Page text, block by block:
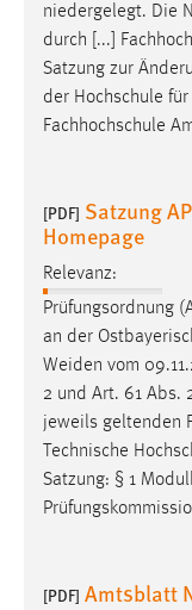
niedergelegt. Die
durch [...]
Satzung zur
der Hochschule
Fachhochschule
[PDF] Satzung
Homepage
Relevanz:
Prüfungsordnung
an der
Weiden vom
2 und Art. 61 Abs.
jeweils geltenden
Technische
Satzung: § 1
[PDF] Amtsblatt